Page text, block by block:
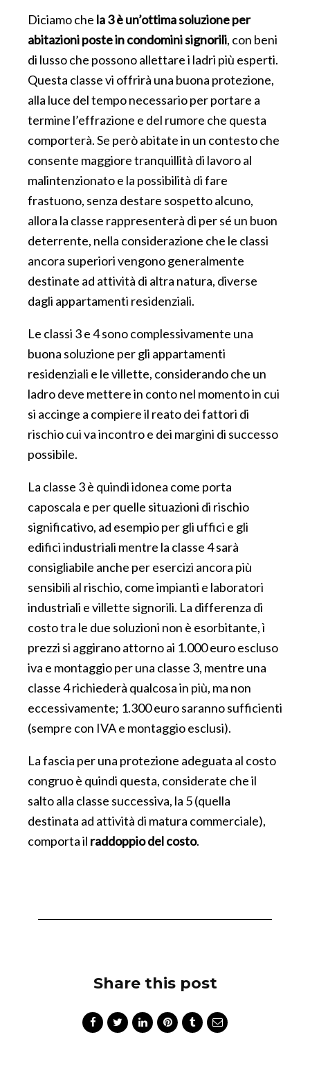
Diciamo che la 3 è un’ottima soluzione per
abitazioni poste in condomini signorili, con beni
di lusso che possono allettare i ladri più esperti.
Questa classe vi offrirà una buona protezione,
alla luce del tempo necessario per portare a
termine l’effrazione e del rumore che questa
comporterà. Se però abitate in un contesto che
consente maggiore tranquillità di lavoro al
malintenzionato e la possibilità di fare
frastuono, senza destare sospetto alcuno,
allora la classe rappresenterà di per sé un buon
deterrente, nella considerazione che le classi
ancora superiori vengono generalmente
destinate ad attività di altra natura, diverse
dagli appartamenti residenziali.
Le classi 3 e 4 sono complessivamente una
buona soluzione per gli appartamenti
residenziali e le villette, considerando che un
ladro deve mettere in conto nel momento in cui
si accinge a compiere il reato dei fattori di
rischio cui va incontro e dei margini di successo
possibile.
La classe 3 è quindi idonea come porta
caposcala e per quelle situazioni di rischio
significativo, ad esempio per gli uffici e gli
edifici industriali mentre la classe 4 sarà
consigliabile anche per esercizi ancora più
sensibili al rischio, come impianti e laboratori
industriali e villette signorili. La differenza di
costo tra le due soluzioni non è esorbitante, ì
prezzi si aggirano attorno ai 1.000 euro escluso
iva e montaggio per una classe 3, mentre una
classe 4 richiederà qualcosa in più, ma non
eccessivamente; 1.300 euro saranno sufficienti
(sempre con IVA e montaggio esclusi).
La fascia per una protezione adeguata al costo
congruo è quindi questa, considerate che il
salto alla classe successiva, la 5 (quella
destinata ad attività di matura commerciale),
comporta il raddoppio del costo.
Share this post